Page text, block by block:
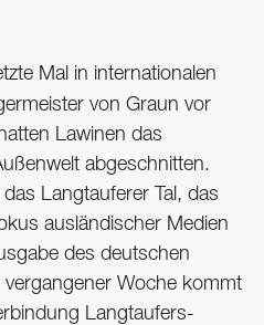
Mal in internationalen
von Graun vor
Lawinen das
abgeschnitten.
Langtauferer Tal, das
ausländischer Medien
des deutschen
Woche kommt
Langtaufers-